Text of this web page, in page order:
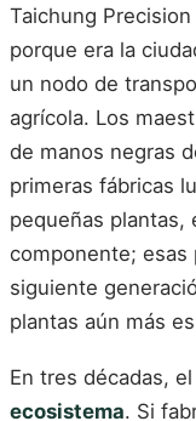
Taichung
porque era la
un nodo de
agrícola. Los
de manos negras
primeras fábricas
pequeñas plantas,
componente; esas
siguiente
plantas aún más
En tres décadas,
ecosistema. Si